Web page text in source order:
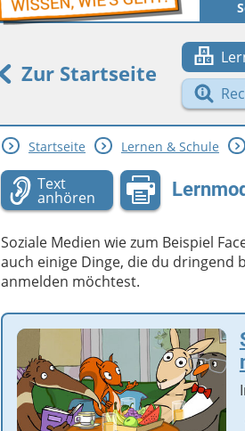
Zur Startseite
Startseite Lernen & Schule
Text
anhören
Soziale Medien wie zum Beispiel
auch einige Dinge, die du dringend
anmelden möchtest.